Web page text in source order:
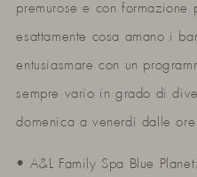
premurose e con formazione
esattamente cosa amano i
entusiasmare con un
sempre vario in grado di
domenica a venerdì dalle
• A&L Family Spa Blue